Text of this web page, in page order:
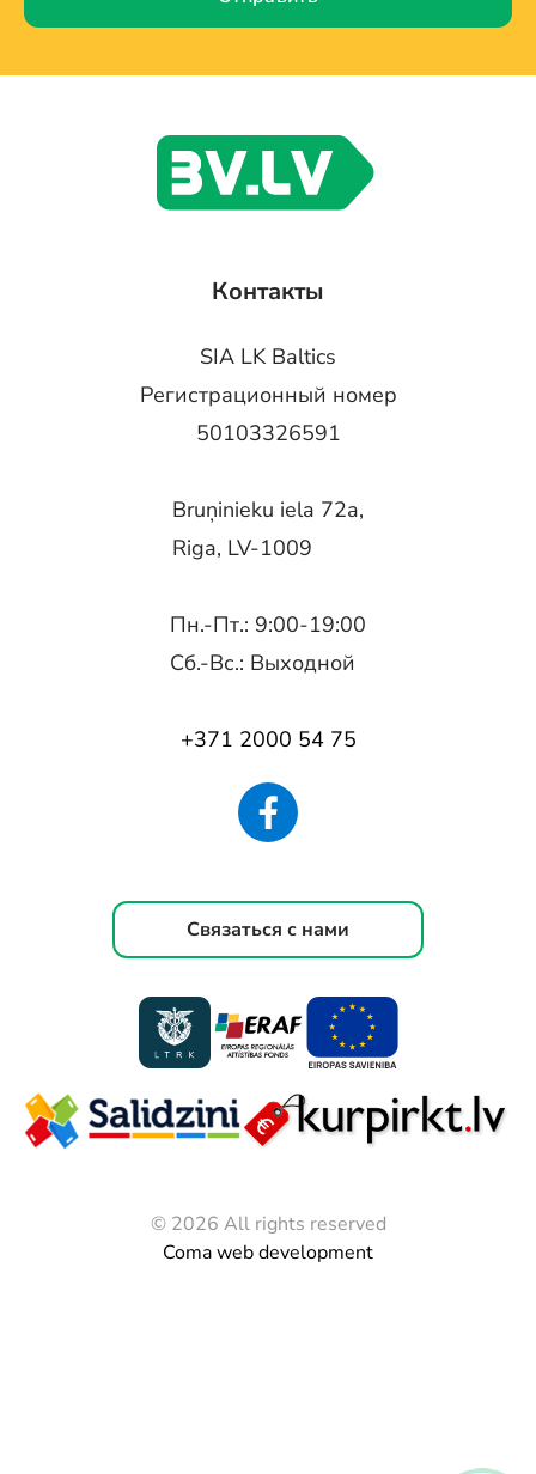
Контакты
SIA LK Baltics
Регистрационный номер
50103326591
Bruņinieku iela 72a,
Riga, LV-1009
Пн.-Пт.: 9:00-19:00
Сб.-Вс.: Выходной
+371 2000 54 75
Связаться с нами
© 2026 All rights reserved
Coma web development